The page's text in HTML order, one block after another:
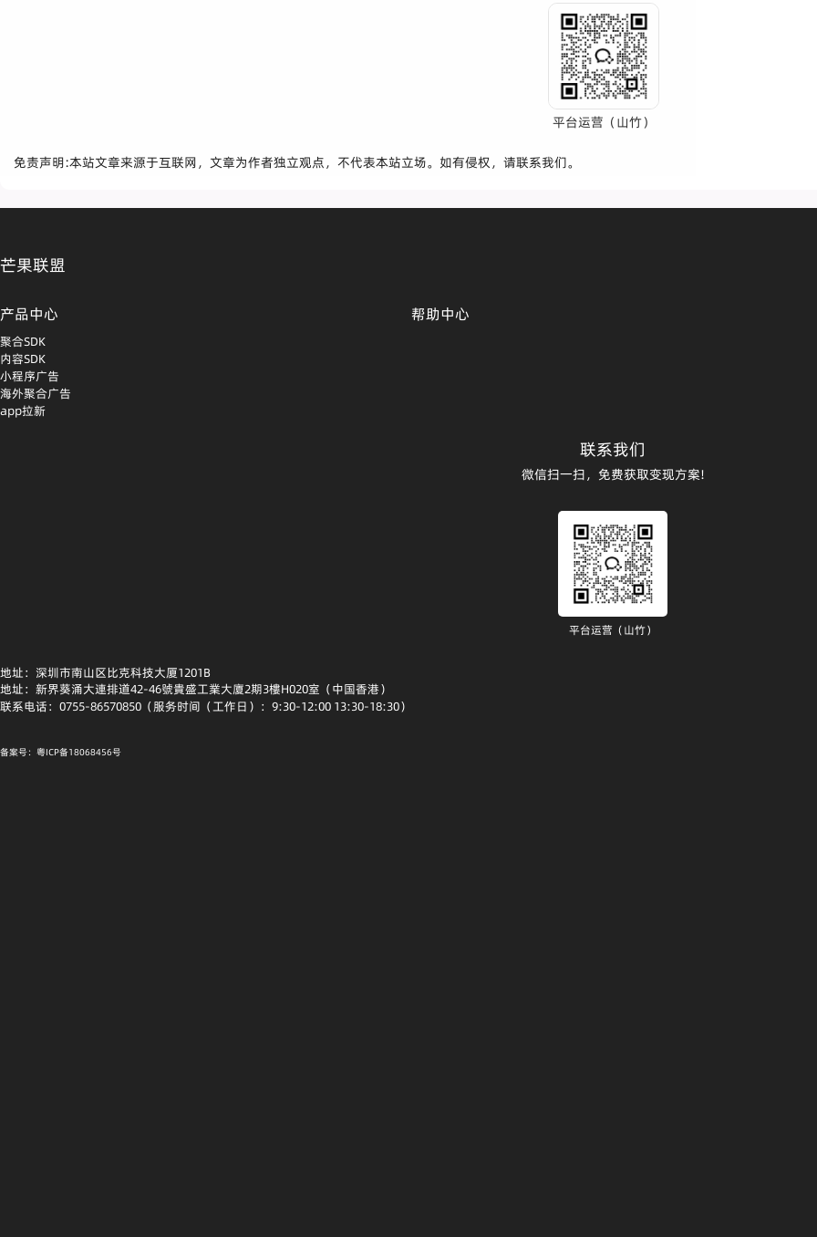
平台运营（山竹）
免责声明:本站文章来源于互联网，文章为作者独立观点，不代表本站立场。如有侵权，请联系我们。
芒果联盟
产品中心
聚合SDK
内容SDK
小程序广告
海外聚合广告
app拉新
帮助中心
联系我们
微信扫一扫，免费获取变现方案!
平台运营（山竹）
地址：深圳市南山区比克科技大厦1201B
地址：新界葵涌大連排道42-46號貴盛工業大廈2期3樓H020室（中国香港）
联系电话：0755-86570850（服务时间（工作日）：9:30-12:00 13:30-18:30）
备案号：粤ICP备18068456号